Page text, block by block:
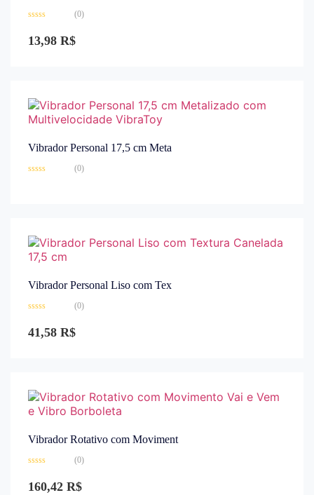
0
de
(0)
13,98 R$
Vibrador Personal 17,5 cm Meta
(0)
Vibrador Personal Liso com Tex
0
de
(0)
41,58 R$
Vibrador Rotativo com Moviment
0
de
(0)
160,42 R$